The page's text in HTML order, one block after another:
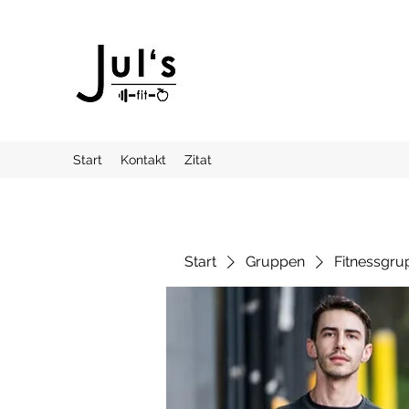
Start Kontakt Zitat
Start Gruppen